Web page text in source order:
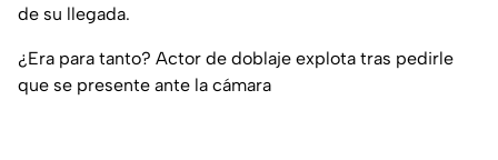
de su llegada.
¿Era para tanto? Actor de doblaje explota tras pedirle
que se presente ante la cámara